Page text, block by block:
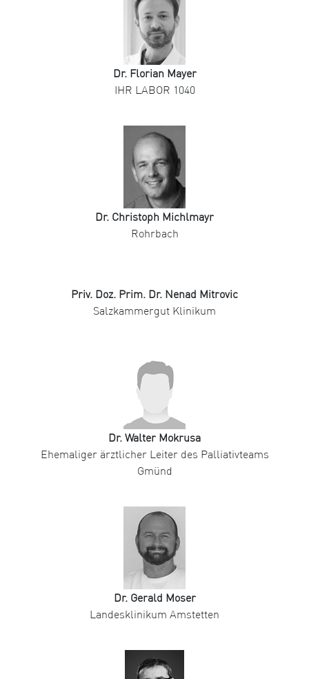
Dr. Florian Mayer
IHR LABOR 1040
Dr. Christoph Michlmayr
Rohrbach
Priv. Doz. Prim. Dr. Nenad Mitrovic
Salzkammergut Klinikum
Dr. Walter Mokrusa
Ehemaliger ärztlicher Leiter des Palliativteams
Gmünd
Dr. Gerald Moser
Landesklinikum Amstetten